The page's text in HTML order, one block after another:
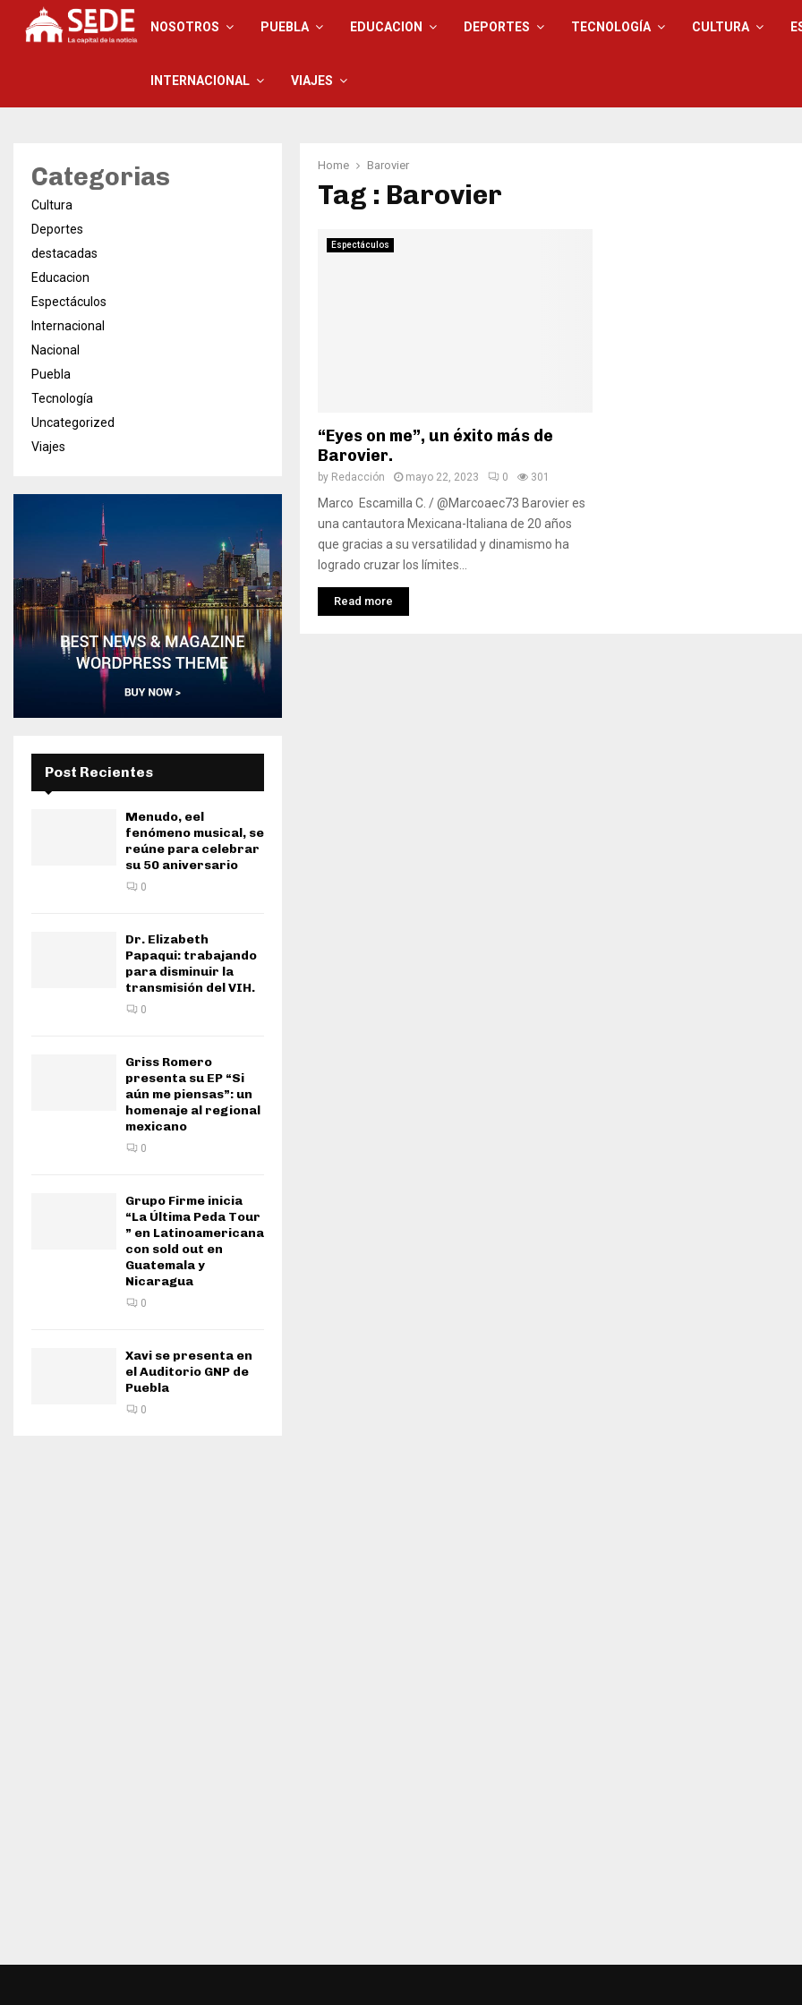
NOSOTROS PUEBLA EDUCACION DEPORTES TECNOLOGÍA CULTURA
INTERNACIONAL VIAJES
Home Barovier
Tag : Barovier
Espectáculos
“Eyes on me”, un éxito más de
Barovier.
by Redacción mayo 22, 2023 0 301
Marco Escamilla C. / @Marcoaec73 Barovier es
una cantautora Mexicana-Italiana de 20 años
que gracias a su versatilidad y dinamismo ha
logrado cruzar los límites...
Read more
Categorias
Cultura
Deportes
destacadas
Educacion
Espectáculos
Internacional
Nacional
Puebla
Tecnología
Uncategorized
Viajes
Post Recientes
Menudo, eel
fenómeno musical, se
reúne para celebrar
su 50 aniversario
0
Dr. Elizabeth
Papaqui: trabajando
para disminuir la
transmisión del VIH.
0
Griss Romero
presenta su EP “Si
aún me piensas”: un
homenaje al regional
mexicano
0
Grupo Firme inicia
“La Última Peda Tour
” en Latinoamericana
con sold out en
Guatemala y
Nicaragua
0
Xavi se presenta en
el Auditorio GNP de
Puebla
0